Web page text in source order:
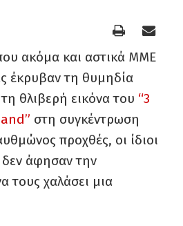
ακόμα και αστικά ΜΜΕ
έκρυβαν τη θυμηδία
θλιβερή εικόνα του “3
στη συγκέντρωση
προχθές, οι ίδιοι
δεν άφησαν την
τους χαλάσει μια